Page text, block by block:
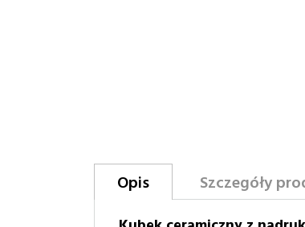
Opis Szczegóły